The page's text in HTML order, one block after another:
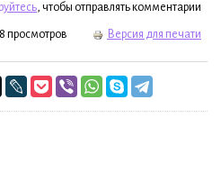
, чтобы отправлять комментарии
просмотров Версия для печати